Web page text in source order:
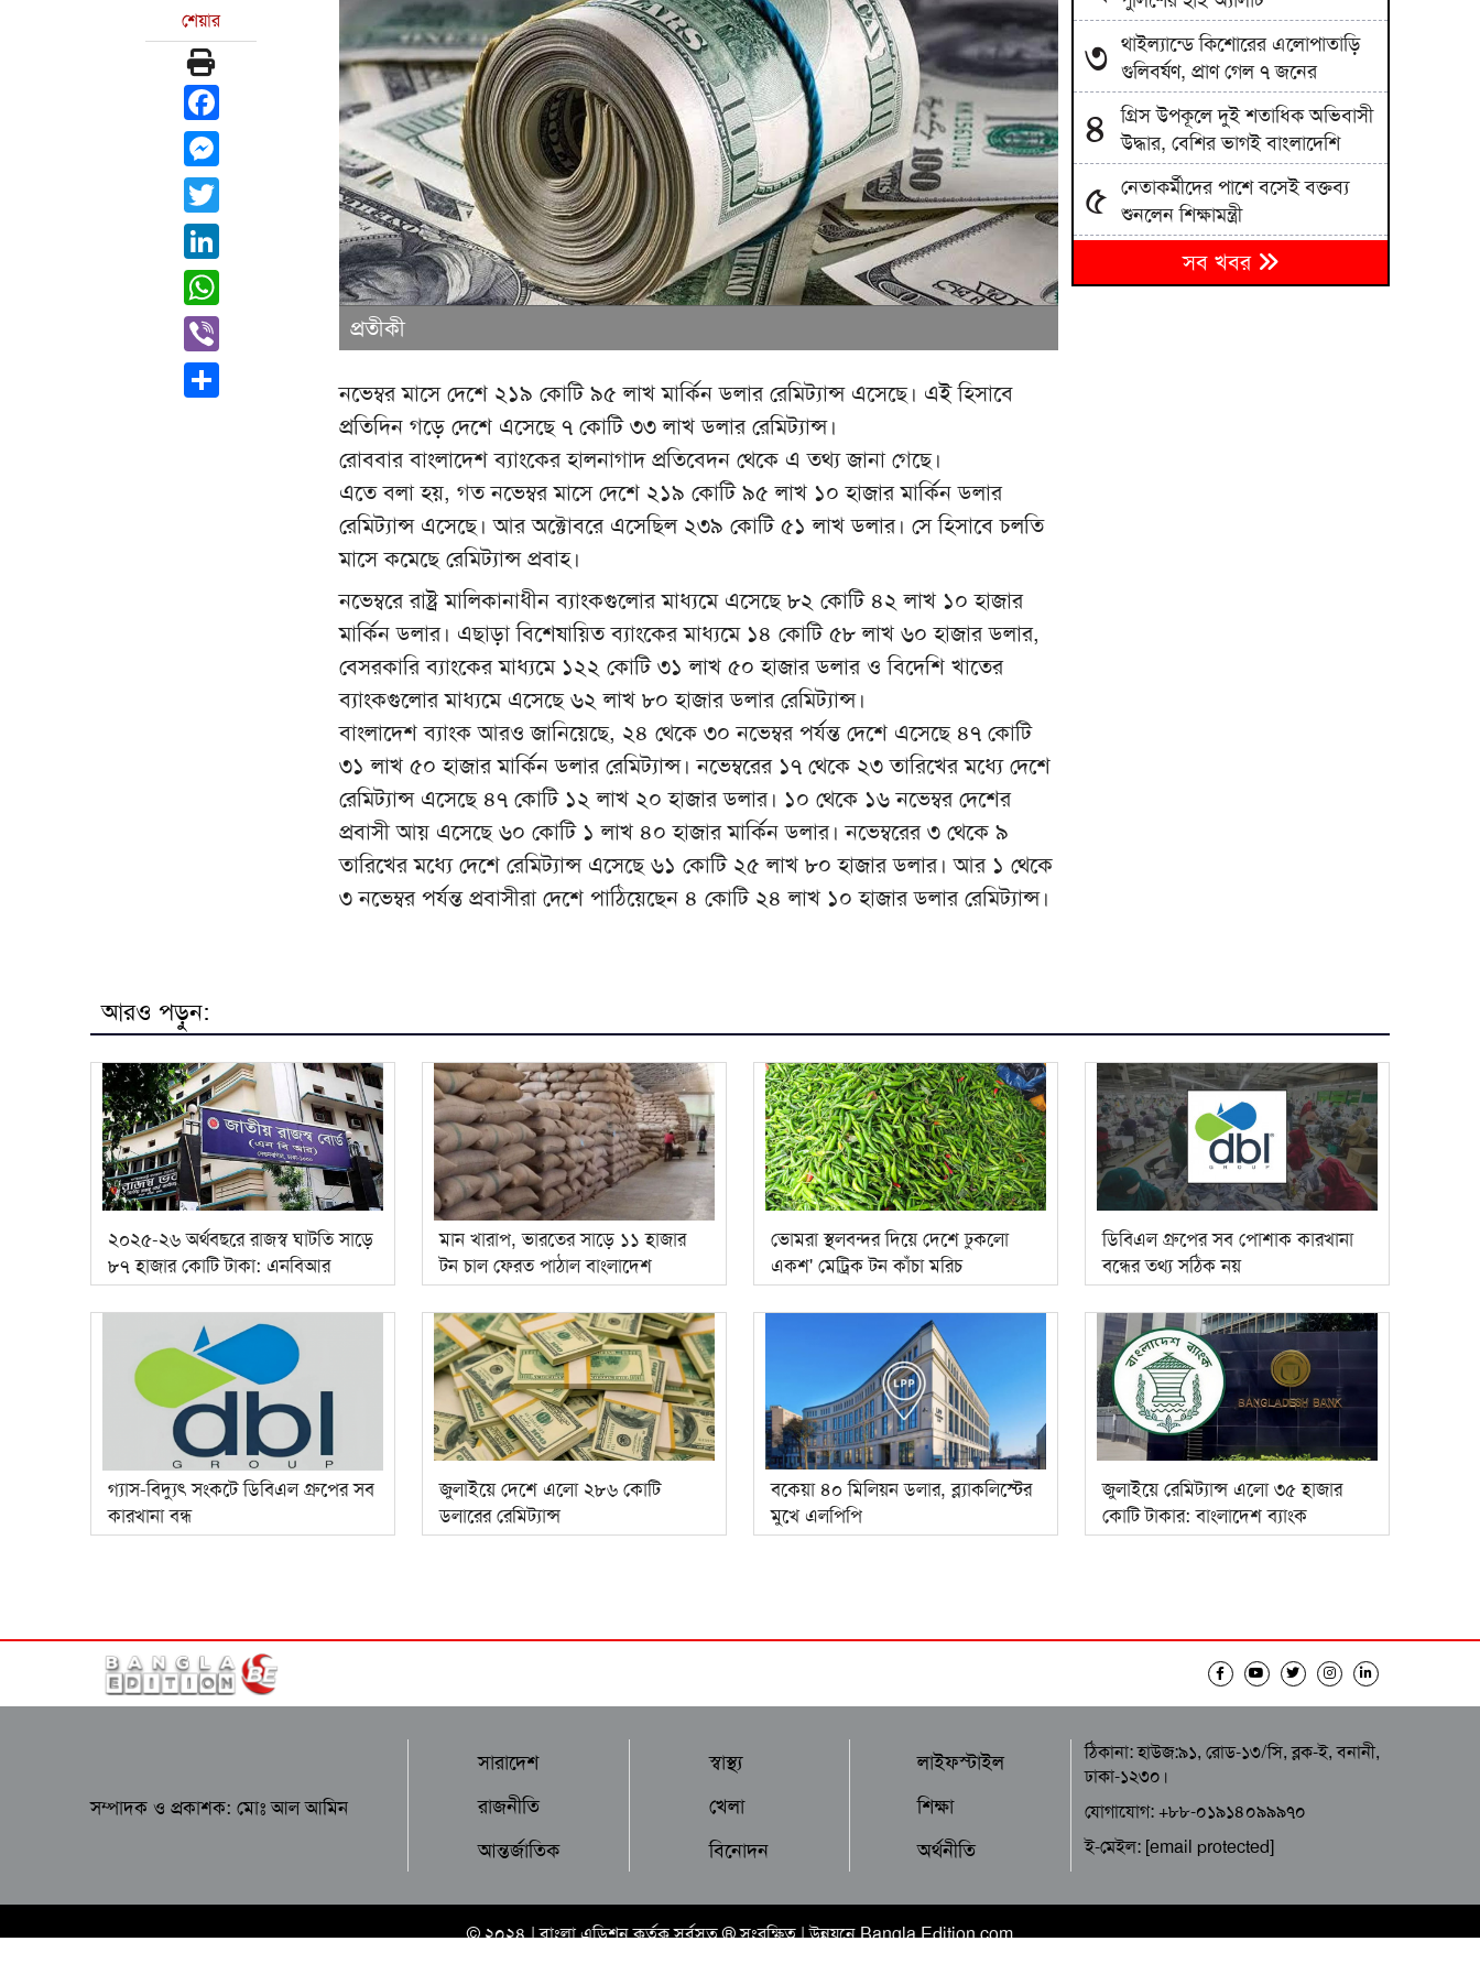
শেয়ার
Facebook
Messenger
Twitter
LinkedIn
WhatsApp
Viber
Share
প্রতীকী
নভেম্বর মাসে দেশে ২১৯ কোটি ৯৫ লাখ মার্কিন ডলার রেমিট্যান্স এসেছে। এই হিসাবে
প্রতিদিন গড়ে দেশে এসেছে ৭ কোটি ৩৩ লাখ ডলার রেমিট্যান্স।
রোববার বাংলাদেশ ব্যাংকের হালনাগাদ প্রতিবেদন থেকে এ তথ্য জানা গেছে।
এতে বলা হয়, গত নভেম্বর মাসে দেশে ২১৯ কোটি ৯৫ লাখ ১০ হাজার মার্কিন ডলার
রেমিট্যান্স এসেছে। আর অক্টোবরে এসেছিল ২৩৯ কোটি ৫১ লাখ ডলার। সে হিসাবে চলতি
মাসে কমেছে রেমিট্যান্স প্রবাহ।
নভেম্বরে রাষ্ট্র মালিকানাধীন ব্যাংকগুলোর মাধ্যমে এসেছে ৮২ কোটি ৪২ লাখ ১০ হাজার
মার্কিন ডলার। এছাড়া বিশেষায়িত ব্যাংকের মাধ্যমে ১৪ কোটি ৫৮ লাখ ৬০ হাজার ডলার,
বেসরকারি ব্যাংকের মাধ্যমে ১২২ কোটি ৩১ লাখ ৫০ হাজার ডলার ও বিদেশি খাতের
ব্যাংকগুলোর মাধ্যমে এসেছে ৬২ লাখ ৮০ হাজার ডলার রেমিট্যান্স।
বাংলাদেশ ব্যাংক আরও জানিয়েছে, ২৪ থেকে ৩০ নভেম্বর পর্যন্ত দেশে এসেছে ৪৭ কোটি
৩১ লাখ ৫০ হাজার মার্কিন ডলার রেমিট্যান্স। নভেম্বরের ১৭ থেকে ২৩ তারিখের মধ্যে দেশে
রেমিট্যান্স এসেছে ৪৭ কোটি ১২ লাখ ২০ হাজার ডলার। ১০ থেকে ১৬ নভেম্বর দেশের
প্রবাসী আয় এসেছে ৬০ কোটি ১ লাখ ৪০ হাজার মার্কিন ডলার। নভেম্বরের ৩ থেকে ৯
তারিখের মধ্যে দেশে রেমিট্যান্স এসেছে ৬১ কোটি ২৫ লাখ ৮০ হাজার ডলার। আর ১ থেকে
৩ নভেম্বর পর্যন্ত প্রবাসীরা দেশে পাঠিয়েছেন ৪ কোটি ২৪ লাখ ১০ হাজার ডলার রেমিট্যান্স।
৩ থাইল্যান্ডে কিশোরের এলোপাতাড়ি
গুলিবর্ষণ, প্রাণ গেল ৭ জনের
৪
গ্রিস উপকূলে দুই শতাধিক অভিবাসী
উদ্ধার, বেশির ভাগই বাংলাদেশি
৫ নেতাকর্মীদের পাশে বসেই বক্তব্য
শুনলেন শিক্ষামন্ত্রী
৬
সিলেটে ছেলে হত্যার বিচার দেখে
যেতে পারেননি পিতা
সব খবর
আরও পড়ুন:
২০২৫-২৬ অর্থবছরে রাজস্ব ঘাটতি সাড়ে
৮৭ হাজার কোটি টাকা: এনবিআর
মান খারাপ, ভারতের সাড়ে ১১ হাজার
টন চাল ফেরত পাঠাল বাংলাদেশ
ভোমরা স্থলবন্দর দিয়ে দেশে ঢুকলো
একশ' মেট্রিক টন কাঁচা মরিচ
ডিবিএল গ্রুপের সব পোশাক কারখানা
বন্ধের তথ্য সঠিক নয়
গ্যাস-বিদ্যুৎ সংকটে ডিবিএল গ্রুপের সব
কারখানা বন্ধ
জুলাইয়ে দেশে এলো ২৮৬ কোটি
ডলারের রেমিট্যান্স
বকেয়া ৪০ মিলিয়ন ডলার, ব্ল্যাকলিস্টের
মুখে এলপিপি
জুলাইয়ে রেমিট্যান্স এলো ৩৫ হাজার
কোটি টাকার: বাংলাদেশ ব্যাংক
সম্পাদক ও প্রকাশক: মোঃ আল আমিন
সারাদেশ
রাজনীতি
আন্তর্জাতিক
স্বাস্থ্য
খেলা
বিনোদন
লাইফস্টাইল
শিক্ষা
অর্থনীতি
ঠিকানা: হাউজ:৯১, রোড-১৩/সি, ব্লক-ই, বনানী,
ঢাকা-১২৩০।
যোগাযোগ: +৮৮-০১৯১৪০৯৯৯৭০
ই-মেইল: [email protected]
© ২০২৪ |বাংলা এডিশনকর্তৃক সর্বসত্ব ® সংরক্ষিত | উন্নয়নেBangla Edition.com